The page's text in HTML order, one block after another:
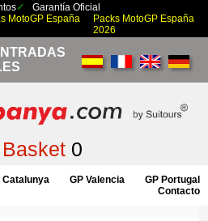
Garantía Oficial
MotoGP España
Packs MotoGP España
2026
Basket0
Catalunya GP Valencia
GP Portugal
Contacto